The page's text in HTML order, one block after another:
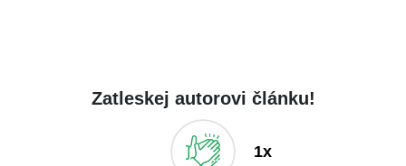
Zatleskej autorovi článku!
1x